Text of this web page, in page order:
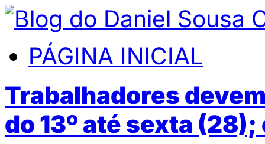
PÁGINA INICIAL
Trabalhadores
do 13º até sexta